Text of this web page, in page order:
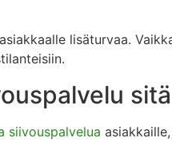
lisäturvaa.
siivouspalvelua